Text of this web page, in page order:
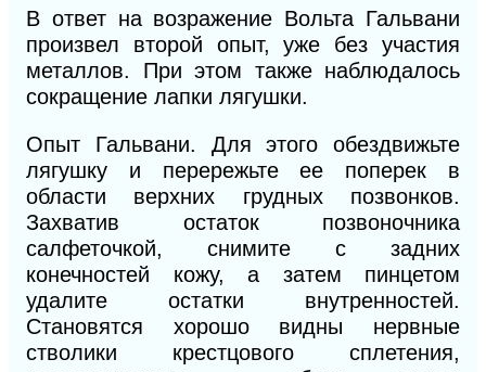
В ответ на возражение Вольта Гальвани
произвел второй опыт, уже без участия
металлов. При этом также наблюдалось
сокращение лапки лягушки.
Опыт Гальвани. Для этого обездвижьте
лягушку и перережьте ее поперек в
области верхних грудных позвонков.
Захватив остаток позвоночника
салфеточкой, снимите с задних
конечностей кожу, а затем пинцетом
удалите остатки внутренностей.
Становятся хорошо видны нервные
стволики крестцового сплетения,